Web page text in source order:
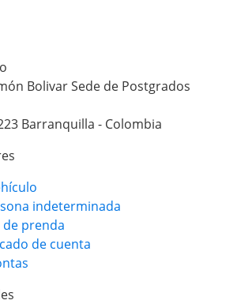
Bolivar Sede de Postgrados
Barranquilla - Colombia
indeterminada
prenda
de cuenta